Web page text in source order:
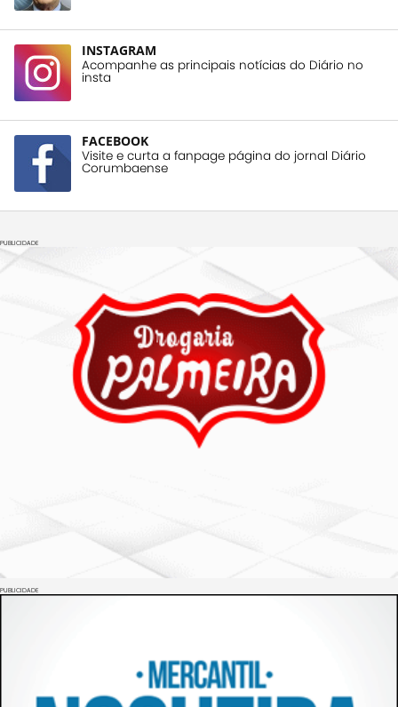
INSTAGRAM
Acompanhe as principais notícias do Diário no
insta
FACEBOOK
Visite e curta a fanpage página do jornal Diário
Corumbaense
PUBLICIDADE
PUBLICIDADE